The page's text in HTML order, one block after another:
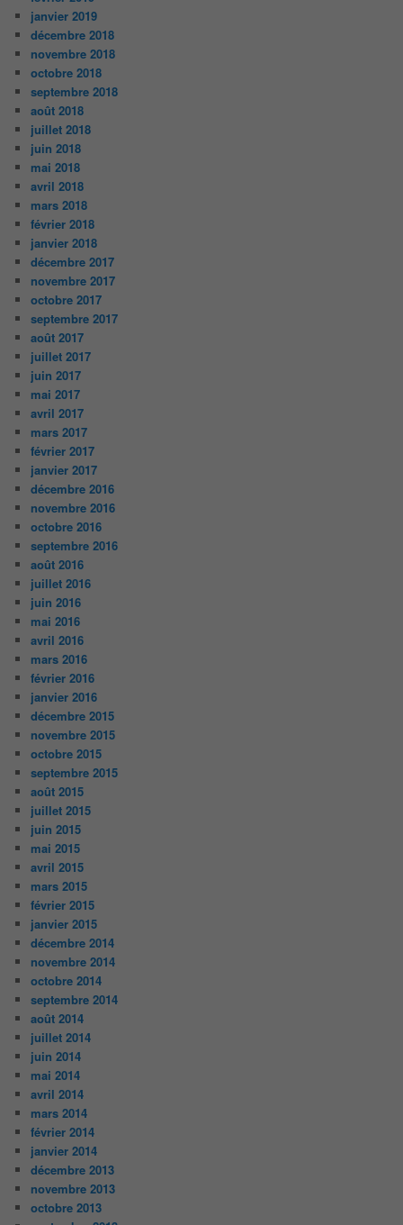
janvier 2019
décembre 2018
novembre 2018
octobre 2018
septembre 2018
août 2018
juillet 2018
juin 2018
mai 2018
avril 2018
mars 2018
février 2018
janvier 2018
décembre 2017
novembre 2017
octobre 2017
septembre 2017
août 2017
juillet 2017
juin 2017
mai 2017
avril 2017
mars 2017
février 2017
janvier 2017
décembre 2016
novembre 2016
octobre 2016
septembre 2016
août 2016
juillet 2016
juin 2016
mai 2016
avril 2016
mars 2016
février 2016
janvier 2016
décembre 2015
novembre 2015
octobre 2015
septembre 2015
août 2015
juillet 2015
juin 2015
mai 2015
avril 2015
mars 2015
février 2015
janvier 2015
décembre 2014
novembre 2014
octobre 2014
septembre 2014
août 2014
juillet 2014
juin 2014
mai 2014
avril 2014
mars 2014
février 2014
janvier 2014
décembre 2013
novembre 2013
octobre 2013